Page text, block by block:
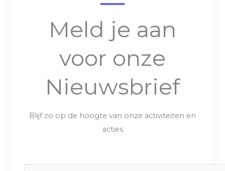
Meld je aan
voor onze
Nieuwsbrief
Blijf zo op de hoogte van onze activiteiten en
acties